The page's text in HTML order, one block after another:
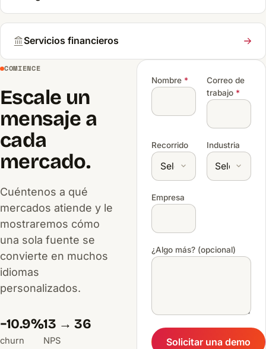
Servicios financieros
COMIENCE
Escale un
mensaje a
cada
mercado.
Cuéntenos a qué
mercados atiende y le
mostraremos cómo
una sola fuente se
convierte en muchos
idiomas
personalizados.
−10.9%
churn
13 → 36
NPS
Nombre *
Correo de
trabajo*
Recorrido Industria
Empresa
¿Algo más? (opcional)
Solicitar una demo